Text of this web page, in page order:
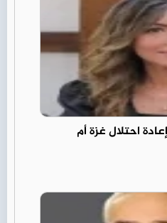
احتلال غزة أم